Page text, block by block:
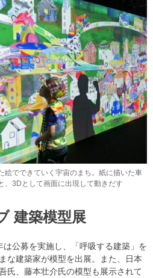
絵でできていく宇宙のまち。紙に描いた車
、3Dとして画面に出現して動きだす
建築模型展
公募を実施し、「呼吸する建築」を
な建築家が模型を出展。また、日本
氏、藤本壮介氏の模型も展示されて